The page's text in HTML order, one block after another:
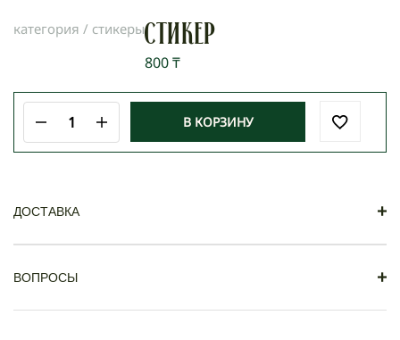
категория / стикерыСтикер
800₸
Количество
товара
Стикер
В КОРЗИНУ
ДОСТАВКА +
Самовывоз
85
ВОПРОСЫ +